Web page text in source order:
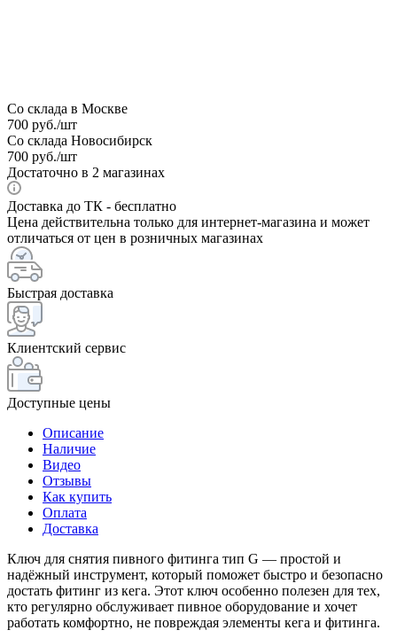
Со склада в Москве
700 руб./шт
Со склада Новосибирск
700 руб./шт
Достаточно в 2 магазинах
Доставка до ТК - бесплатно
Цена действительна только для интернет-магазина и может
отличаться от цен в розничных магазинах
Быстрая доставка
Клиентский сервис
Доступные цены
Описание
Наличие
Видео
Отзывы
Как купить
Оплата
Доставка
Ключ для снятия пивного фитинга тип G — простой и
надёжный инструмент, который поможет быстро и безопасно
достать фитинг из кега. Этот ключ особенно полезен для тех,
кто регулярно обслуживает пивное оборудование и хочет
работать комфортно, не повреждая элементы кега и фитинга.